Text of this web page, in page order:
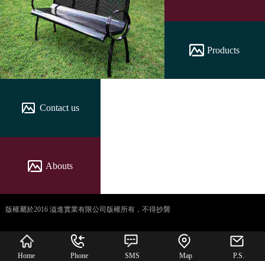
Products
Contact us
Abouts
版權屬於2016 溢進實業有限公司版權所有，不得抄襲
Home Phone SMS Map P.S.